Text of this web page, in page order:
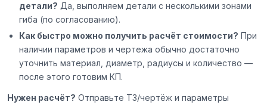
детали? Да, выполняем детали с несколькими зонами
гиба (по согласованию).
Как быстро можно получить расчёт стоимости? При
наличии параметров и чертежа обычно достаточно
уточнить материал, диаметр, радиусы и количество —
после этого готовим КП.
Нужен расчёт? Отправьте ТЗ/чертёж и параметры